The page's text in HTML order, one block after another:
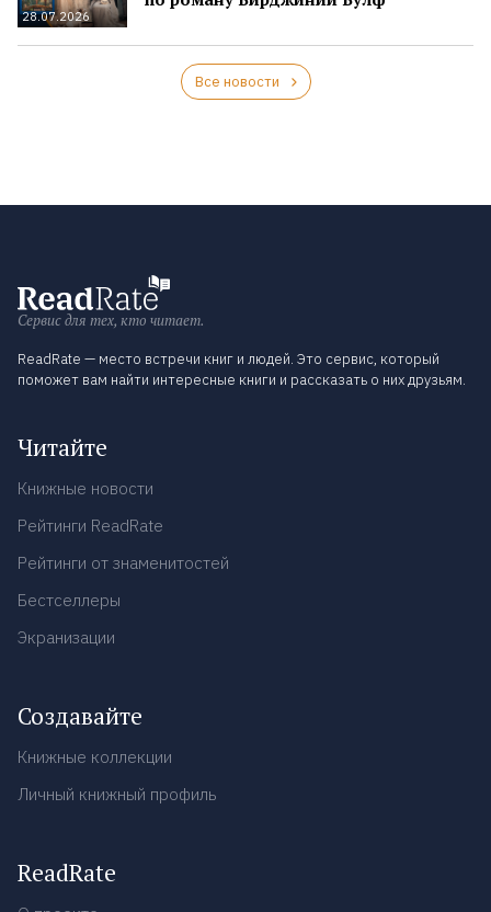
28.07.2026
Все новости
Сервис для тех, кто читает.
ReadRate — место встречи книг и людей. Это сервис, который
поможет вам найти интересные книги и рассказать о них друзьям.
Читайте
Книжные новости
Рейтинги ReadRate
Рейтинги от знаменитостей
Бестселлеры
Экранизации
Создавайте
Книжные коллекции
Личный книжный профиль
ReadRate